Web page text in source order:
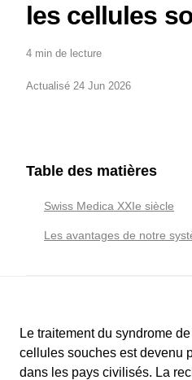
les cellules
4 min de lecture
Actualisé 24 Jun 2026
Le traitement du syndrome
cellules souches est devenu
dans les pays civilisés. La
Table des matières
Swiss Medica XXIe siècle
Les avantages de notre